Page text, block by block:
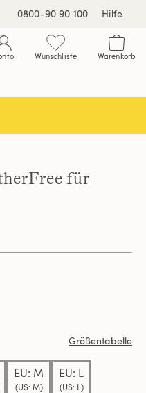
0800-90 90 100 Hilfe
Wunschliste Warenkorb
für
Größentabelle
EU: M
(US: M)
EU: L
(US: L)